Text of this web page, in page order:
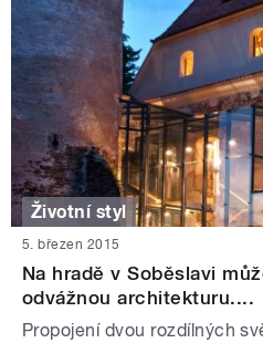
Životní styl
5. březen 2015
Na hradě v Soběslavi
odvážnou architekturu....
Propojení dvou rozdílných